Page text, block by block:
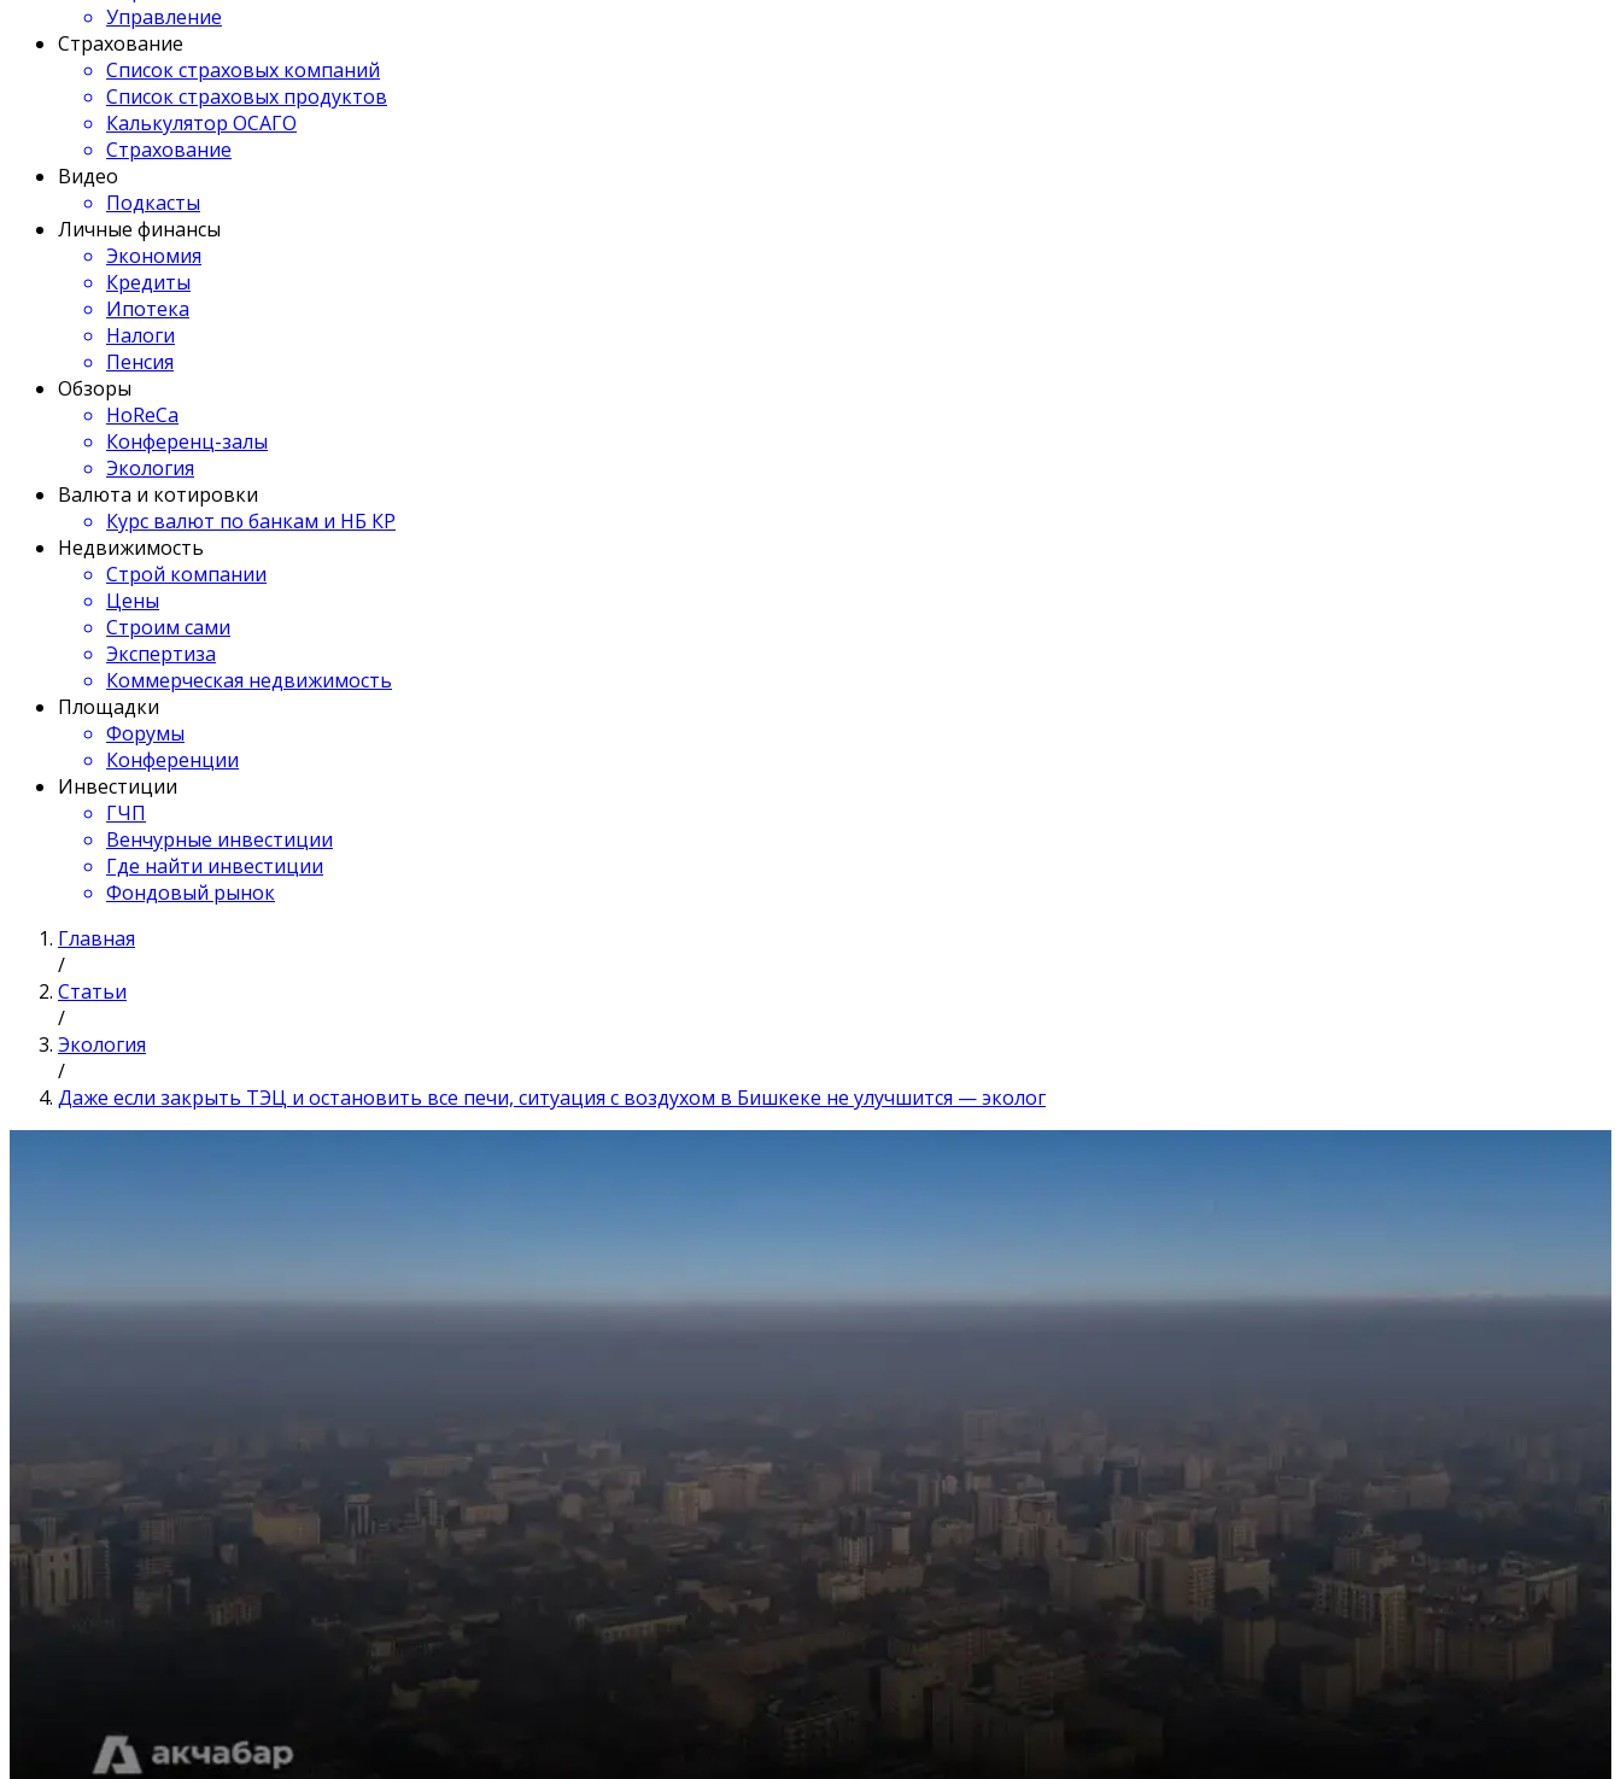
Управление
Страхование
Список страховых компаний
Список страховых продуктов
Калькулятор ОСАГО
Страхование
Видео
Подкасты
Личные финансы
Экономия
Кредиты
Ипотека
Налоги
Пенсия
Обзоры
HoReCa
Конференц-залы
Экология
Валюта и котировки
Курс валют по банкам и НБ КР
Недвижимость
Строй компании
Цены
Строим сами
Экспертиза
Коммерческая недвижимость
Площадки
Форумы
Конференции
Инвестиции
ГЧП
Венчурные инвестиции
Где найти инвестиции
Фондовый рынок
Главная
/
Статьи
/
Экология
/
Даже если закрыть ТЭЦ и остановить все печи, ситуация с воздухом в Бишкеке не улучшится — эколог